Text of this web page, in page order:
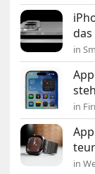
in
in
in